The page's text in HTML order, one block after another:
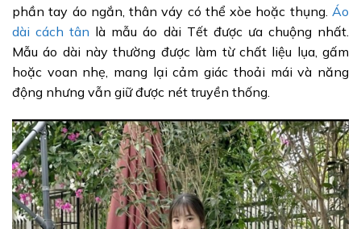
phần tay áo ngắn, thân váy có thể xòe hoặc thụng. Áo
dài cách tân là mẫu áo dài Tết được ưa chuộng nhất.
Mẫu áo dài này thường được làm từ chất liệu lụa, gấm
hoặc voan nhẹ, mang lại cảm giác thoải mái và năng
động nhưng vẫn giữ được nét truyền thống.